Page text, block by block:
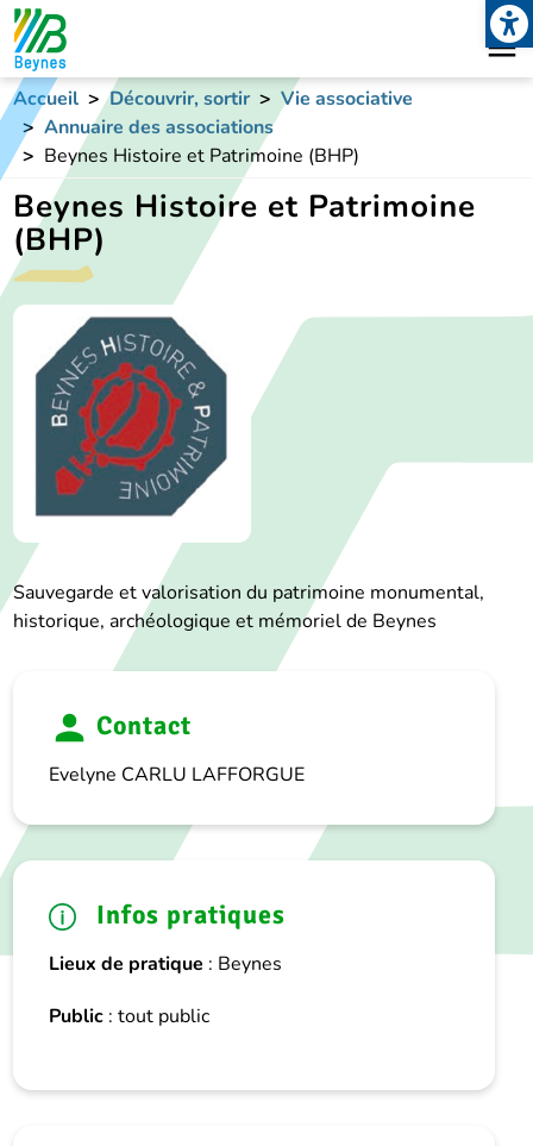
Accueil Découvrir, sortir
Vie associative
Annuaire des associations
Beynes Histoire et Patrimoine (BHP)
Beynes Histoire et Patrimoine
(BHP)
Sauvegarde et valorisation du patrimoine monumental,
historique, archéologique et mémoriel de Beynes
Contact
Evelyne CARLU LAFFORGUE
Infos pratiques
Lieux de pratique : Beynes
Public : tout public